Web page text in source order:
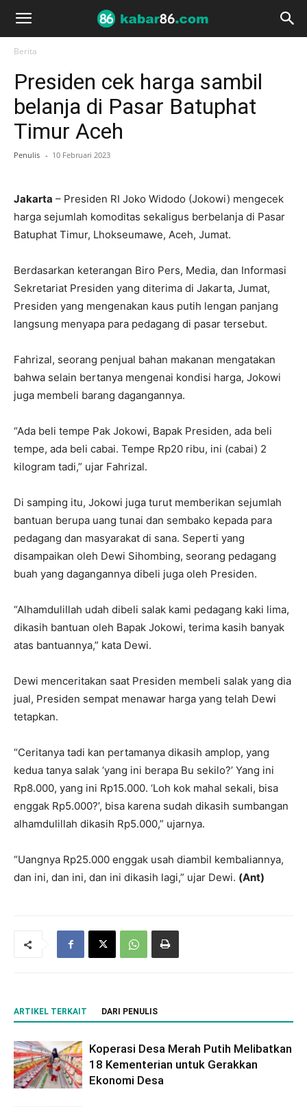
Berita
Presiden cek harga sambil
belanja di Pasar Batuphat
Timur Aceh
Penulis - 10 Februari 2023
Jakarta – Presiden RI Joko Widodo (Jokowi) mengecek
harga sejumlah komoditas sekaligus berbelanja di Pasar
Batuphat Timur, Lhokseumawe, Aceh, Jumat.
Berdasarkan keterangan Biro Pers, Media, dan Informasi
Sekretariat Presiden yang diterima di Jakarta, Jumat,
Presiden yang mengenakan kaus putih lengan panjang
langsung menyapa para pedagang di pasar tersebut.
Fahrizal, seorang penjual bahan makanan mengatakan
bahwa selain bertanya mengenai kondisi harga, Jokowi
juga membeli barang dagangannya.
“Ada beli tempe Pak Jokowi, Bapak Presiden, ada beli
tempe, ada beli cabai. Tempe Rp20 ribu, ini (cabai) 2
kilogram tadi,” ujar Fahrizal.
Di samping itu, Jokowi juga turut memberikan sejumlah
bantuan berupa uang tunai dan sembako kepada para
pedagang dan masyarakat di sana. Seperti yang
disampaikan oleh Dewi Sihombing, seorang pedagang
buah yang dagangannya dibeli juga oleh Presiden.
“Alhamdulillah udah dibeli salak kami pedagang kaki lima,
dikasih bantuan oleh Bapak Jokowi, terima kasih banyak
atas bantuannya,” kata Dewi.
Dewi menceritakan saat Presiden membeli salak yang dia
jual, Presiden sempat menawar harga yang telah Dewi
tetapkan.
“Ceritanya tadi kan pertamanya dikasih amplop, yang
kedua tanya salak ‘yang ini berapa Bu sekilo?’ Yang ini
Rp8.000, yang ini Rp15.000. ‘Loh kok mahal sekali, bisa
enggak Rp5.000?’, bisa karena sudah dikasih sumbangan
alhamdulillah dikasih Rp5.000,” ujarnya.
“Uangnya Rp25.000 enggak usah diambil kembaliannya,
dan ini, dan ini, dan ini dikasih lagi,” ujar Dewi. (Ant)
ARTIKEL TERKAIT DARI PENULIS
Koperasi Desa Merah Putih Melibatkan
18 Kementerian untuk Gerakkan
Ekonomi Desa